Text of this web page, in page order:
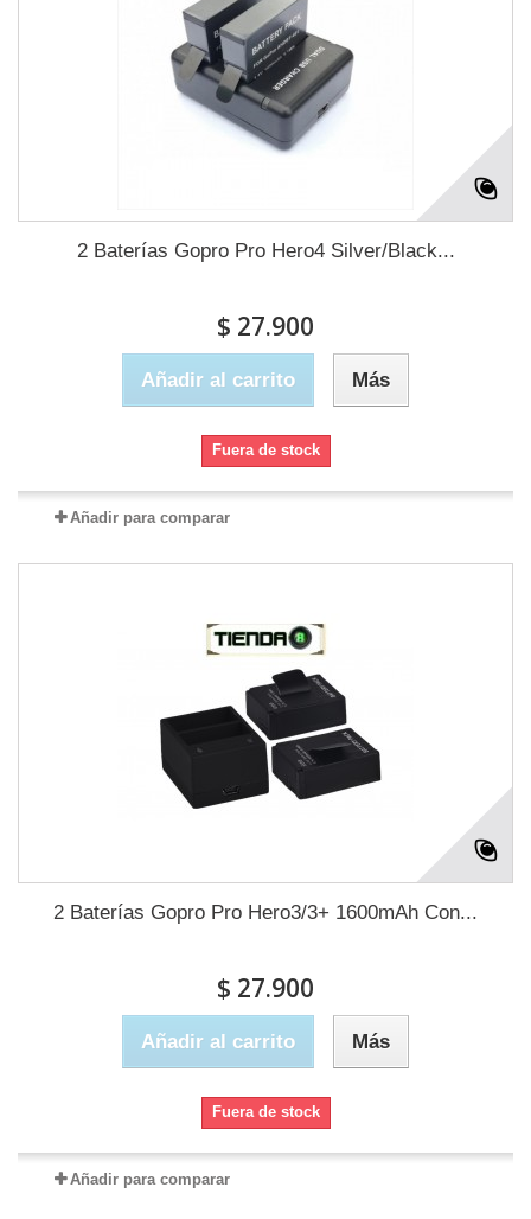
2 Baterías Gopro Pro Hero4 Silver/Black...
$ 27.900
Añadir al carrito Más
Fuera de stock
Añadir para comparar
2 Baterías Gopro Pro Hero3/3+ 1600mAh Con...
$ 27.900
Añadir al carrito Más
Fuera de stock
Añadir para comparar